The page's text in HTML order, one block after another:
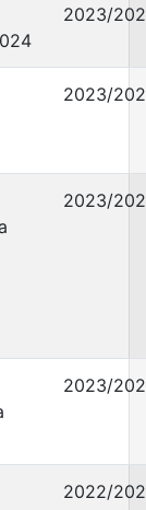
2023/
2023/
2023/
2023/
2022/